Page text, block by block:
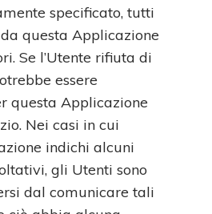
specificato, tutti
questa Applicazione
Se l’Utente rifiuta di
essere
questa Applicazione
Nei casi in cui
indichi alcuni
gli Utenti sono
dal comunicare tali